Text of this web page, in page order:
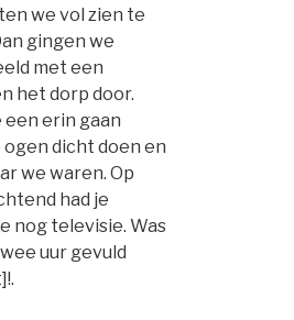
we vol zien te
gingen we
met een
het dorp door.
een erin gaan
dicht doen en
we waren. Op
had je
nog televisie. Was
uur gevuld